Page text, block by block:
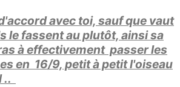
avec toi, sauf que vaut
le fassent au plutôt, ainsi sa
à effectivement passer les
en 16/9, petit à petit l'oiseau
..